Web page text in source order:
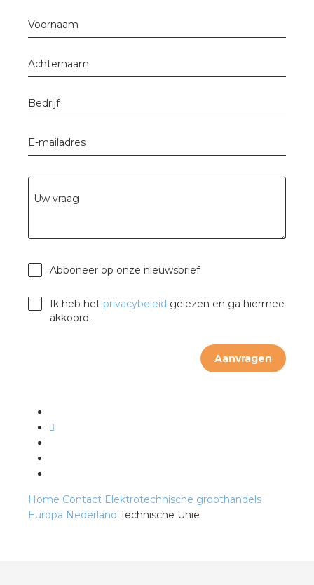
Voornaam
Achternaam
Bedrijf
E-mailadres
Uw vraag
Abboneer op onze nieuwsbrief
Ik heb het privacybeleid gelezen en ga hiermee
akkoord.
Aanvragen
Home Contact Elektrotechnische groothandels
Europa Nederland Technische Unie
GST®
RST®
Academy